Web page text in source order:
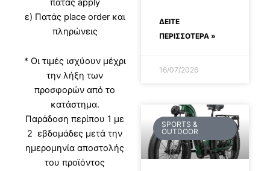
πατάς apply
ε) Πατάς place order και
πληρώνεις
* Οι τιμές ισχύουν μέχρι
την λήξη των
προσφορών από το
κατάστημα.
Παράδοση περίπου 1 με
2 εβδομάδες μετά την
ημερομηνία αποστολής
του προϊόντος
ΔΕΊΤΕ
ΠΕΡΙΣΣΟΤΕΡΑ »
16/07/2026
SPORTS &
OUTDOOR